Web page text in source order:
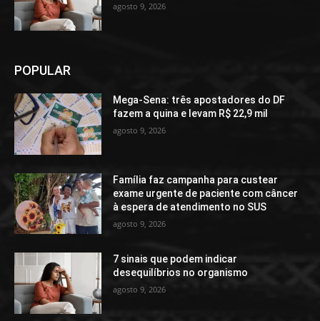
agosto 9, 2026
POPULAR
Mega-Sena: três apostadores do DF
fazem a quina e levam R$ 22,9 mil
agosto 9, 2026
Família faz campanha para custear
exame urgente de paciente com câncer
à espera de atendimento no SUS
agosto 9, 2026
7 sinais que podem indicar
desequilíbrios no organismo
agosto 9, 2026